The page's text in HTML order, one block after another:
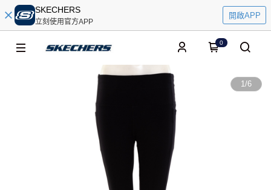
SKECHERS
立刻使用官方APP
開啟APP
0
1/6